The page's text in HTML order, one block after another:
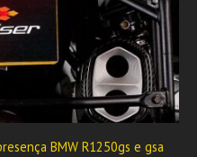
BMW R1250gs e gsa